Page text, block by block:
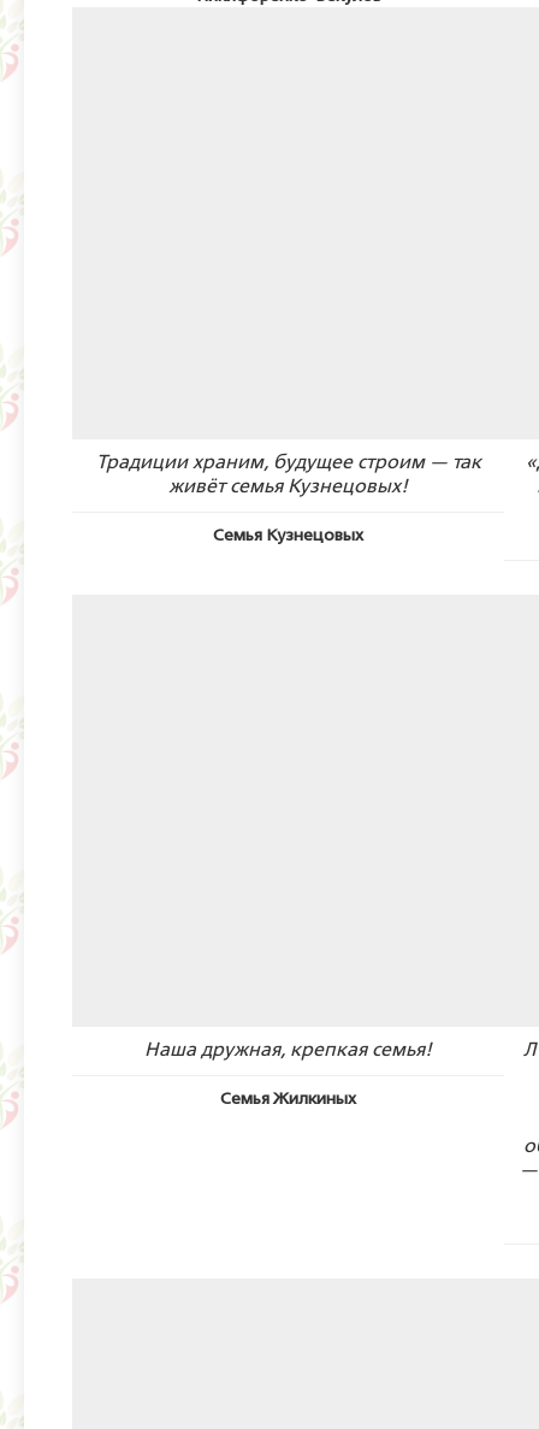
Традиции храним, будущее строим — так
живёт семья Кузнецовых!
Семья Кузнецовых
Наша дружная, крепкая семья!
Семья Жилкиных
Л
—